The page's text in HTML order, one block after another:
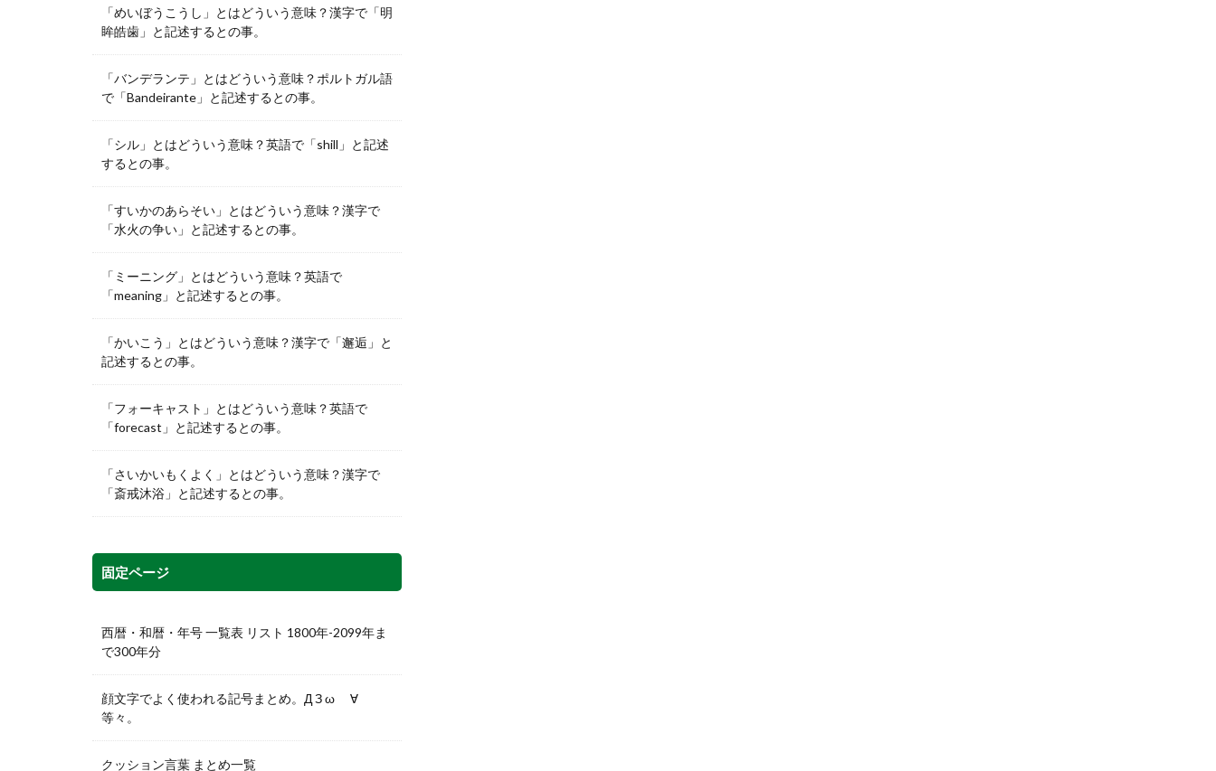
「めいぼうこうし」とはどういう意味？漢字で「明
眸皓歯」と記述するとの事。
「バンデランテ」とはどういう意味？ポルトガル語
で「Bandeirante」と記述するとの事。
「シル」とはどういう意味？英語で「shill」と記述
するとの事。
「すいかのあらそい」とはどういう意味？漢字で
「水火の争い」と記述するとの事。
「ミーニング」とはどういう意味？英語で
「meaning」と記述するとの事。
「かいこう」とはどういう意味？漢字で「邂逅」と
記述するとの事。
「フォーキャスト」とはどういう意味？英語で
「forecast」と記述するとの事。
「さいかいもくよく」とはどういう意味？漢字で
「斎戒沐浴」と記述するとの事。
固定ページ
西暦・和暦・年号 一覧表 リスト 1800年-2099年ま
で300年分
顔文字でよく使われる記号まとめ。Д З ω ゞ∀
等々。
クッション言葉 まとめ一覧